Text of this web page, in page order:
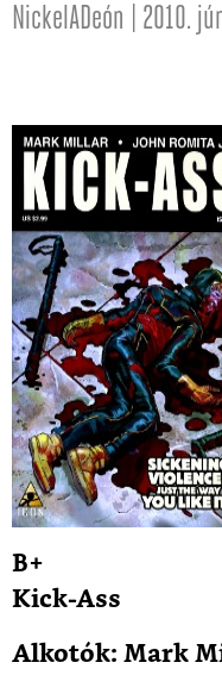
NickelADeón | 2010.
B+
Kick-Ass
Alkotók: Mark